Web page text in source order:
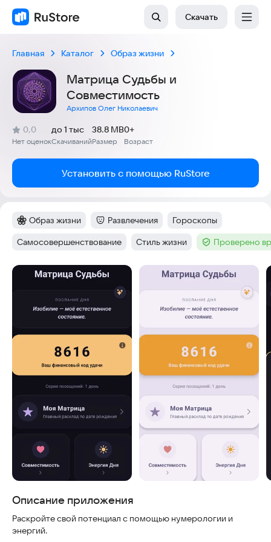
Скачать
Главная Каталог Образ жизни
Матрица Судьбы и
Совместимость
Архипов Олег Николаевич
Рейтинг:
0,0
(
Нет оценок
)
Скачиваний
до 1 тыс
Размер
38.8 MB
Возраст
0+
Установить с помощью RuStore
Категория:
Образ жизни Категория:
Развлечения Тег:
Гороскопы
Тег:
Самосовершенствование Тег:
Стиль жизни Тег :Проверено
Скриншоты
Описание приложения
Раскройте свой потенциал с помощью нумерологии и
энергий.